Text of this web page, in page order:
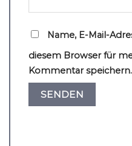
Name, E-Mail-
diesem Browser für
Kommentar speichern.